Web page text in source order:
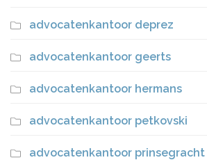
advocatenkantoor deprez
advocatenkantoor geerts
advocatenkantoor hermans
advocatenkantoor petkovski
advocatenkantoor prinsegracht